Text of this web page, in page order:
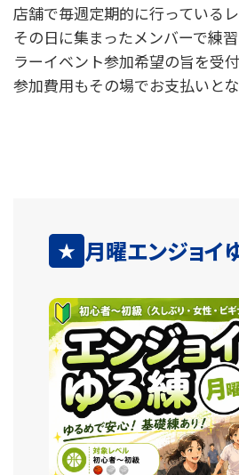
店舗で毎週定期的に行っている
その日に集まったメンバーで練
ラーイベント参加希望の旨を受
参加費用もその場でお支払いとな
★ 月曜エンジョイ